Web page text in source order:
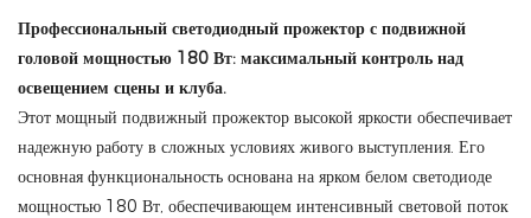
Профессиональный светодиодный прожектор с подвижной
головой мощностью 180 Вт: максимальный контроль над
освещением сцены и клуба.
Этот мощный подвижный прожектор высокой яркости обеспечивает
надежную работу в сложных условиях живого выступления. Его
основная функциональность основана на ярком белом светодиоде
мощностью 180 Вт, обеспечивающем интенсивный световой поток